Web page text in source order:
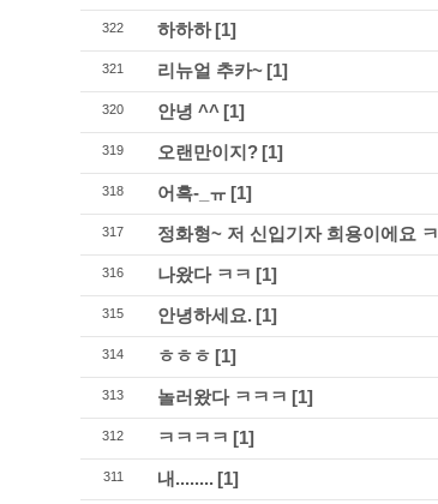
322 하하하[1]
321 리뉴얼 추카~[1]
320 안녕 ^^[1]
319 오랜만이지?[1]
318 어흑-_ㅠ [1]
317 정화형~ 저 신입기자 희용이에요 ㅋ
316 나왔다 ㅋㅋ [1]
315 안녕하세요.[1]
314 ㅎㅎㅎ [1]
313 놀러왔다 ㅋㅋㅋ [1]
312 ㅋㅋㅋㅋ [1]
311 내........[1]